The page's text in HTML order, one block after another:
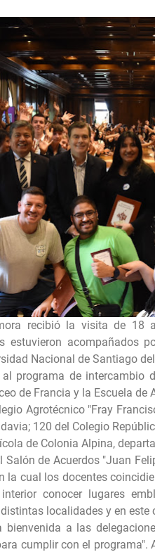
recibió la visita de 18
estuvieron acompañados
Nacional de Santiago
programa de intercambio
de Francia y la Escuela
Agrotécnico "Fray
120 del Colegio
de Colonia Alpina,
Salón de Acuerdos "Juan
la cual los docentes
conocer lugares
localidades y en este
a las
cumplir con el